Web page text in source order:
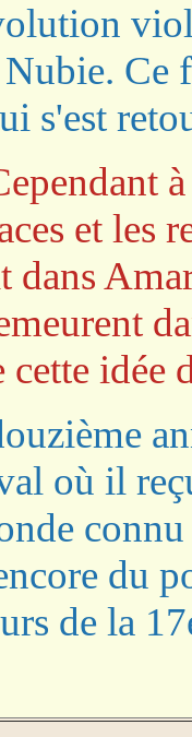
Nubie.
s'est
et les
dans
cette idée
où il
du
de la